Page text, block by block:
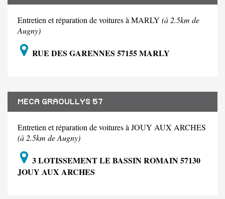
Entretien et réparation de voitures à MARLY (à 2.5km de
Augny)
RUE DES GARENNES 57155 MARLY
MECA GRAOULLYS 57
Entretien et réparation de voitures à JOUY AUX ARCHES
(à 2.5km de Augny)
3 LOTISSEMENT LE BASSIN ROMAIN 57130
JOUY AUX ARCHES